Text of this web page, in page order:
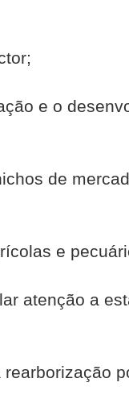
e o
de
e
atenção a
rearborização